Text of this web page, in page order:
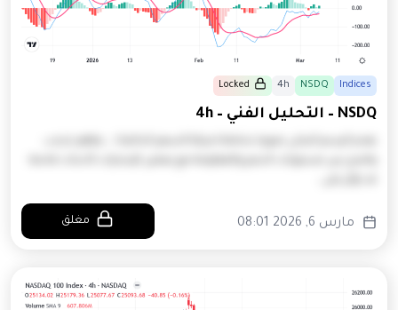
Indices
NSDQ
4h
Locked
NSDQ – التحليل الفني – 4h
مارس 6, 2026 08:01 مغلق